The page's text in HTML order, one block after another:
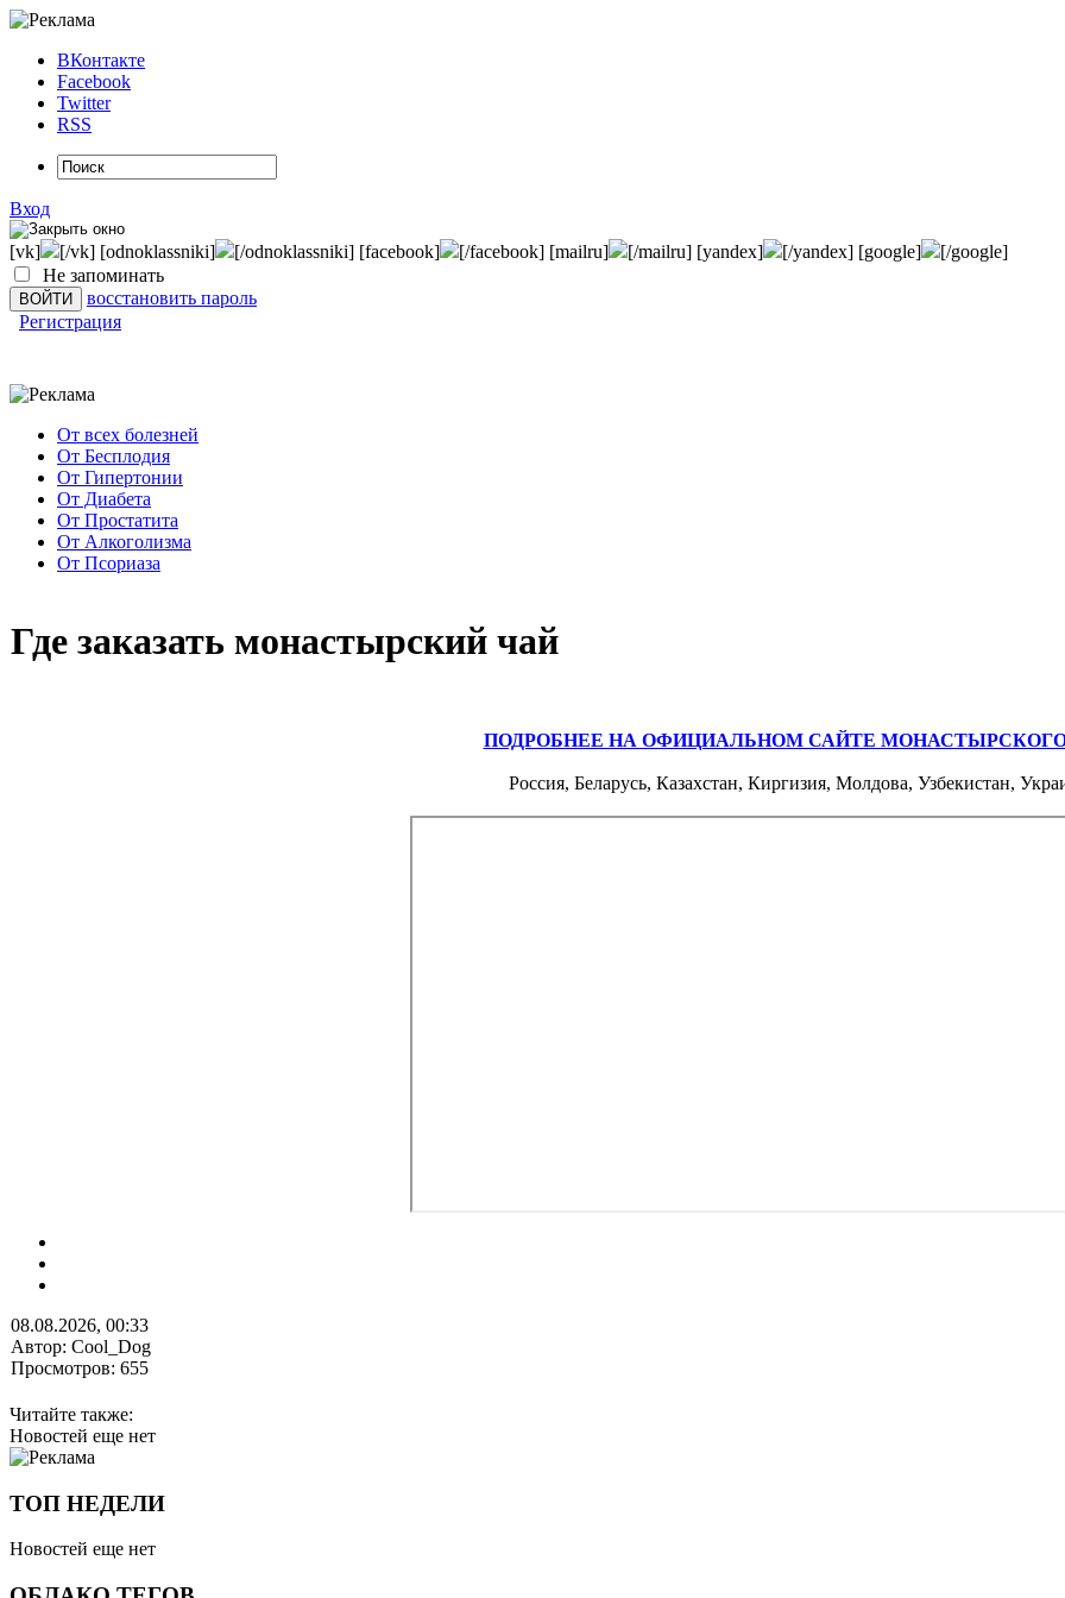
ВКонтакте
Facebook
Twitter
RSS
Вход
[vk] [/vk] [odnoklassniki] [/odnoklassniki] [facebook] [/facebook] [mailru] [/mailru] [yandex] [/yandex] [google]
[/google]
Не запоминать
восстановить пароль
Регистрация
От всех болезней
От Бесплодия
От Гипертонии
От Диабета
От Простатита
От Алкоголизма
От Псориаза
Где заказать монастырский чай
ПОДРОБНЕЕ НА ОФИЦИАЛЬНОМ САЙТЕ
Россия, Беларусь, Казахстан, Киргизия, Молдова, Узбекистан,
08.08.2026, 00:33
Автор: Cool_Dog
Просмотров: 655
Читайте также:
Новостей еще нет
ТОП НЕДЕЛИ
Новостей еще нет